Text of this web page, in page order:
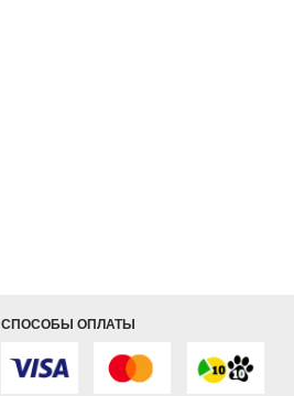
СПОСОБЫ ОПЛАТЫ